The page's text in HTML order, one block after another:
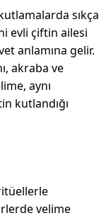
sıkça
evli çiftin ailesi
anlamına gelir.
akraba ve
aynı
kutlandığı
velime